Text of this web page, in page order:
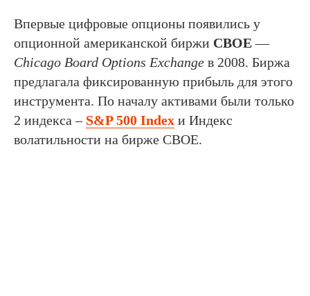
Впервые цифровые опционы появились у
опционной американской биржи CBOE—
Chicago Board Options Exchange в 2008. Биржа
предлагала фиксированную прибыль для этого
инструмента. По началу активами были только
2 индекса – S&P 500 Index и Индекс
волатильности на бирже CBOE.